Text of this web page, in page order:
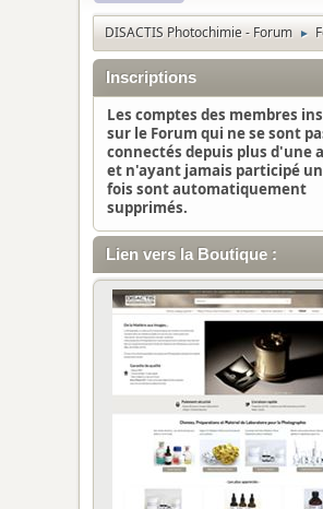
DISACTIS Photochimie - Forum ►
Inscriptions
Les comptes des membres
sur le Forum qui ne se sont
connectés depuis plus d'une
et n'ayant jamais participé
fois sont automatiquement
supprimés.
Lien vers la Boutique :